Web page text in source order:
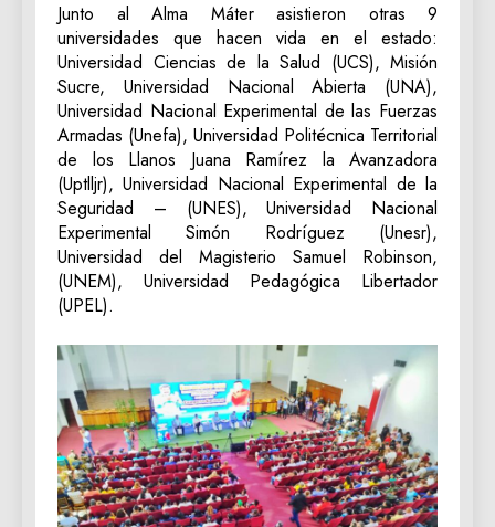
Junto al Alma Máter asistieron otras 9
universidades que hacen vida en el estado:
Universidad Ciencias de la Salud (UCS), Misión
Sucre, Universidad Nacional Abierta (UNA),
Universidad Nacional Experimental de las Fuerzas
Armadas (Unefa), Universidad Politécnica Territorial
de los Llanos Juana Ramírez la Avanzadora
(Uptlljr), Universidad Nacional Experimental de la
Seguridad – (UNES), Universidad Nacional
Experimental Simón Rodríguez (Unesr),
Universidad del Magisterio Samuel Robinson,
(UNEM), Universidad Pedagógica Libertador
(UPEL).